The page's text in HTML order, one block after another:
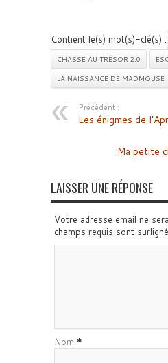
Contient le(s) mot(s)-clé(s) :
CHASSE AU TRÉSOR 2.0
LA NAISSANCE DE MADMOUSE
Précédent :
Les énigmes de
Ma petite
LAISSER UNE RÉPONSE
Votre adresse email ne
champs requis sont
Nom *